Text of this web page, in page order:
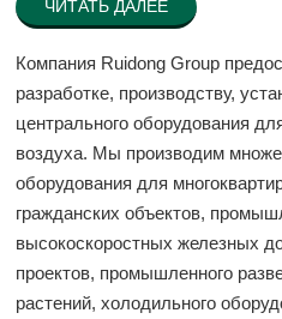
ЧИТАТЬ ДАЛЕЕ
Компания Ruidong Group
разработке, производству,
центрального оборудования
воздуха. Мы производим
оборудования для
гражданских объектов,
высокоскоростных железных
проектов, промышленного
растений, холодильного